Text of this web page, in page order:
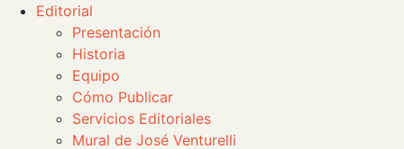
Editorial
Presentación
Historia
Equipo
Cómo Publicar
Servicios Editoriales
Mural de José Venturelli